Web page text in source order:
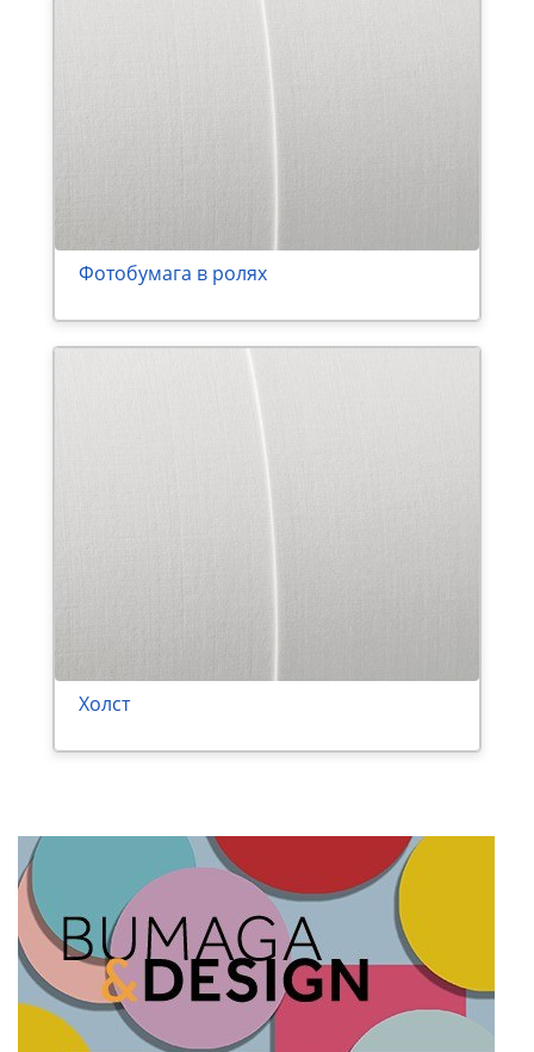
Фотобумага в ролях
Холст